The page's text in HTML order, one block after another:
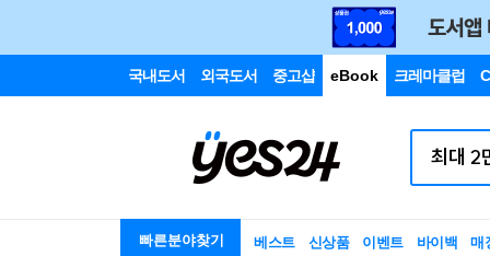
국내도서 외국도서 중고샵 eBook 크레마클럽
빠른분야찾기 베스트 신상품 이벤트 바이백 매